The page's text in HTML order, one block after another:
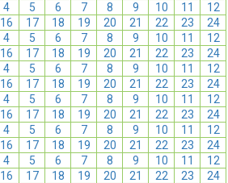
4 5 6 7 8 9 10 11
12
16 17 18 19 20 21 22 23
24
4 5 6 7 8 9 10 11
12
16 17 18 19 20 21 22 23
24
4 5 6 7 8 9 10 11
12
16 17 18 19 20 21 22 23
24
4 5 6 7 8 9 10 11
12
16 17 18 19 20 21 22 23
24
4 5 6 7 8 9 10 11
12
16 17 18 19 20 21 22 23
24
4 5 6 7 8 9 10 11
12
16 17 18 19 20 21 22 23
24